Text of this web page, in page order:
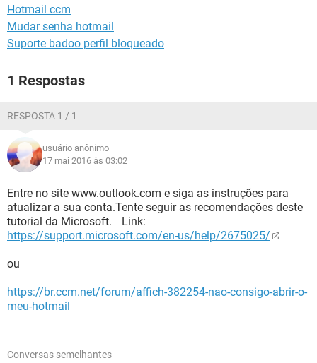
Hotmail ccm
Mudar senha hotmail
Suporte badoo perfil bloqueado
1 Respostas
RESPOSTA 1 / 1
usuário anônimo
17 mai 2016 às 03:02
Entre no site www.outlook.com e siga as instruções para
atualizar a sua conta.Tente seguir as recomendações deste
tutorial da Microsoft. Link:
https://support.microsoft.com/en-us/help/2675025/
ou
https://br.ccm.net/forum/affich-382254-nao-consigo-abrir-o-
meu-hotmail
Conversas semelhantes